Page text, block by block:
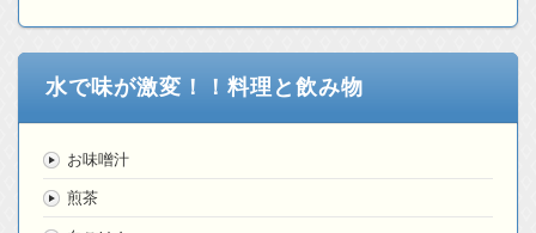
水で味が激変！！料理と飲み物
お味噌汁
煎茶